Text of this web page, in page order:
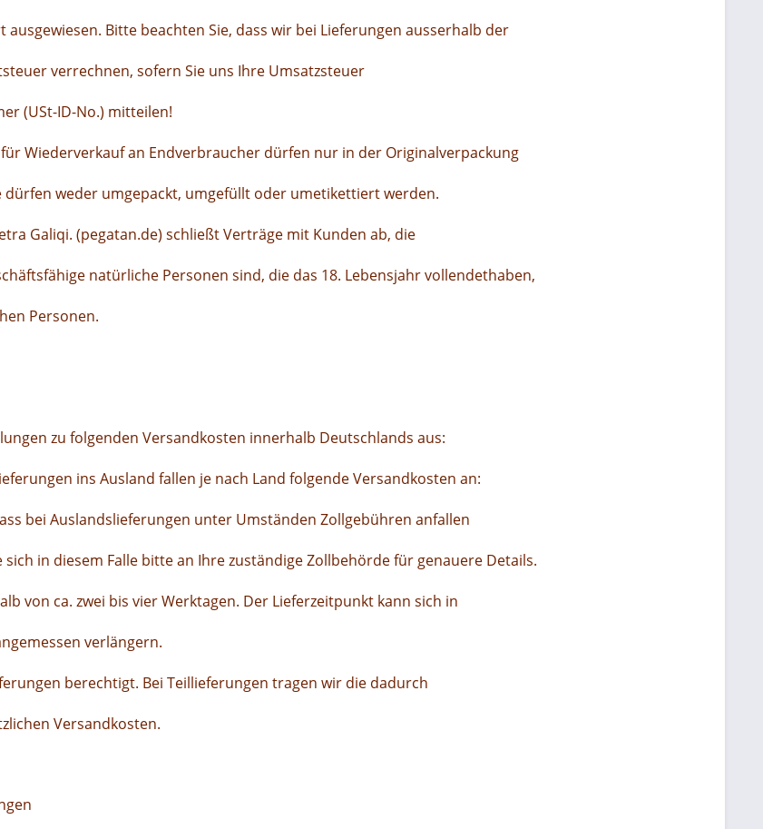
ausgewiesen. Bitte beachten Sie, dass wir bei Lieferungen ausserhalb der
verrechnen, sofern Sie uns Ihre Umsatzsteuer
(USt-ID-No.) mitteilen!
Wiederverkauf an Endverbraucher dürfen nur in der Originalverpackung
dürfen weder umgepackt, umgefüllt oder umetikettiert werden.
Galiqi. (pegatan.de) schließt Verträge mit Kunden ab, die
natürliche Personen sind, die das 18. Lebensjahr vollendethaben,
Personen.
zu folgenden Versandkosten innerhalb Deutschlands aus:
ins Ausland fallen je nach Land folgende Versandkosten an:
bei Auslandslieferungen unter Umständen Zollgebühren anfallen
sich in diesem Falle bitte an Ihre zuständige Zollbehörde für genauere Details.
von ca. zwei bis vier Werktagen. Der Lieferzeitpunkt kann sich in
verlängern.
berechtigt. Bei Teillieferungen tragen wir die dadurch
Versandkosten.